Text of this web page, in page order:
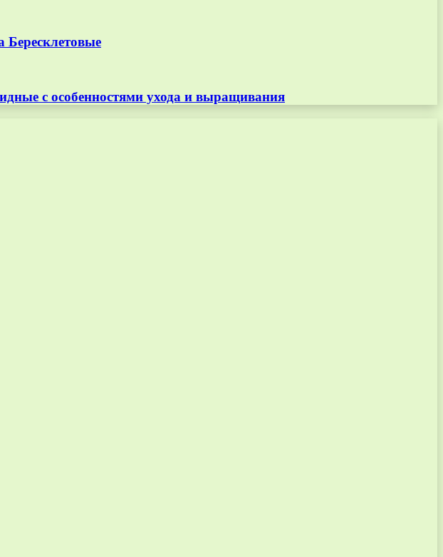
Бересклетовые
с особенностями ухода и выращивания